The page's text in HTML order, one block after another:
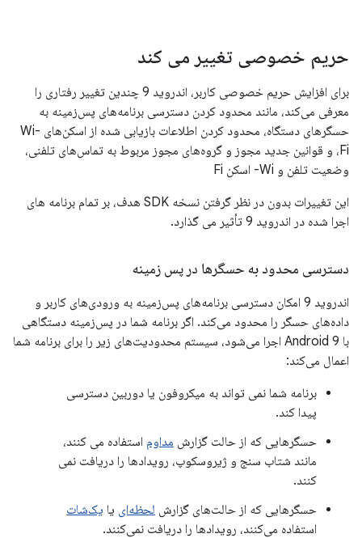
حریم خصوصی تغییر می کند
برای افزایش حریم خصوصی کاربر، اندروید 9 چندین تغییر رفتاری را
معرفی می‌کند، مانند محدود کردن دسترسی برنامه‌های پس‌زمینه به
حسگرهای دستگاه، محدود کردن اطلاعات بازیابی شده از اسکن‌های Wi-
Fi، و قوانین جدید مجوز و گروه‌های مجوز مربوط به تماس‌های تلفنی،
وضعیت تلفن و Wi- اسکن Fi
این تغییرات بدون در نظر گرفتن نسخه SDK هدف، بر تمام برنامه های
اجرا شده در اندروید 9 تأثیر می گذارد.
دسترسی محدود به حسگرها در پس زمینه
اندروید 9 امکان دسترسی برنامه‌های پس‌زمینه به ورودی‌های کاربر و
داده‌های حسگر را محدود می‌کند. اگر برنامه شما در پس‌زمینه دستگاهی
با Android 9 اجرا می‌شود، سیستم محدودیت‌های زیر را برای برنامه شما
اعمال می‌کند:
برنامه شما نمی تواند به میکروفون یا دوربین دسترسی
پیدا کند.
حسگرهایی که از حالت گزارش مداوم استفاده می کنند،
مانند شتاب سنج و ژیروسکوپ، رویدادها را دریافت نمی
کنند.
حسگرهایی که از حالت‌های گزارش لحظه‌ای یا یک‌شات
استفاده می‌کنند، رویدادها را دریافت نمی‌کنند.